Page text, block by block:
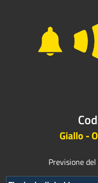
Giallo -
Previsione del